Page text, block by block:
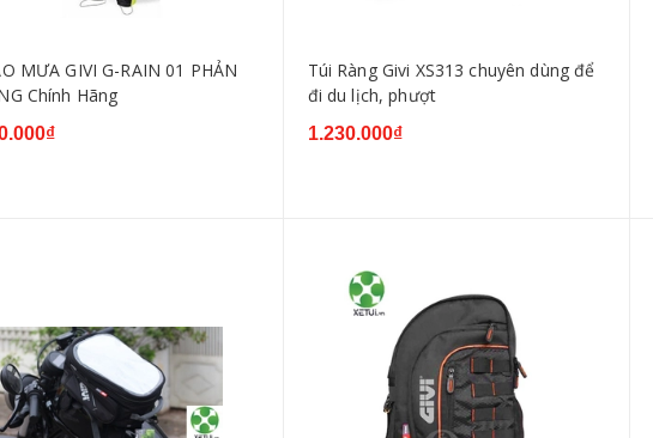
MƯA GIVI G-RAIN 01 PHẢN
Chính Hãng
Túi Ràng Givi XS313 chuyên dùng để
đi du lịch, phượt
1.230.000₫